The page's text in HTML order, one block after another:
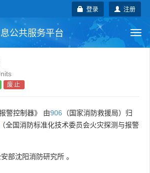
注册
登录
公共服务平台
技术委员会
废止
警控制器》 由906 （国家消防救援局）归
（全国消防标准化技术委员会火灾探测与报警
安部沈阳消防研究所 。